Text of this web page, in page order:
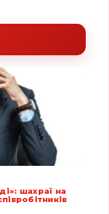
шахраї на